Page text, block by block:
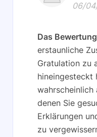
06/
Das
erstaunliche
Gratulation zu
hineingesteckt
wahrscheinlich
denen Sie
Erklärungen
zu